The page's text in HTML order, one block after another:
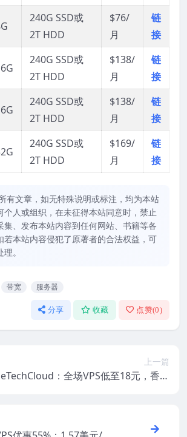
240G SSD或
2T HDD
$76/
月
链
接
240G SSD或
2T HDD
$138/
月
链
接
240G SSD或
2T HDD
$138/
月
链
接
240G SSD或
2T HDD
$169/
月
链
接
有文章，如无特殊说明或标注，均为本站
个人或组织，在未征得本站同意时，禁止
集、发布本站内容到任何网站、书籍等各
若本站内容侵犯了原著者的合法权益，可
。
带宽 服务器
分享 收藏 点赞(0)
上一篇
：全场VPS低至18元，香港